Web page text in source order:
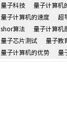
量子科技
量子计算机
量子计算机的速度
超
shor算法
量子计算机
量子芯片测试
量子教
量子计算机的优势
量